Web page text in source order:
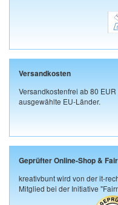
Versandkosten
Versandkostenfrei ab 80
ausgewählte EU-Länder.
Geprüfter Online-Shop &
kreativbunt wird von der it-
Mitglied bei der Initiative